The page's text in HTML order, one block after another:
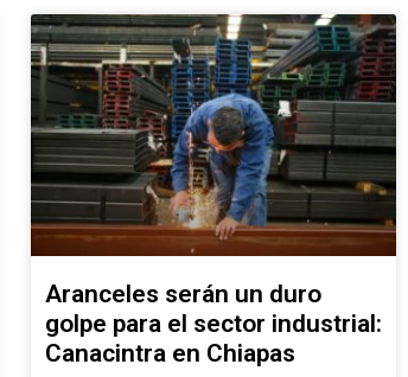
Aranceles serán un duro
golpe para el sector industrial:
Canacintra en Chiapas